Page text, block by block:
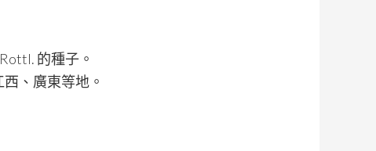
的種子。
、廣東等地。